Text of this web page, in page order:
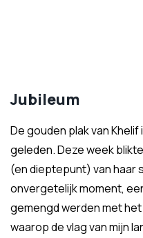
Jubileum
De gouden plak van
geleden. Deze week
(en dieptepunt) van haar
onvergetelijk moment,
gemengd werden met
waarop de vlag van mijn